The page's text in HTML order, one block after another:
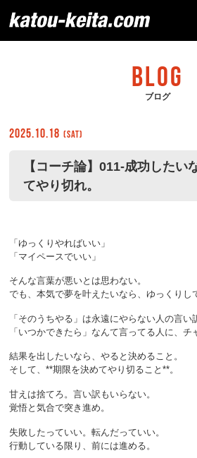
BLOG
ブログ
2025.10.18 (Sat)
【コーチ論】011-成功したい
てやり切れ。
「ゆっくりやればいい」
「マイペースでいい」
そんな言葉が悪いとは思わない。
でも、本気で夢を叶えたいなら、ゆっくりし
「そのうちやる」は永遠にやらない人の言い
「いつかできたら」なんて言ってる人に、チ
結果を出したいなら、やると決めること。
そして、**期限を決めてやり切ること**。
甘えは捨てろ。言い訳もいらない。
覚悟と気合で突き進め。
失敗したっていい。転んだっていい。
行動している限り、前には進める。